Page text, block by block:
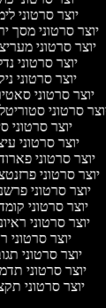
יוצר סרטוני
יוצר סרטוני מסך
יוצר סרטוני
יוצר סרטוני
יוצר סרטוני
יוצר סרטוני
יוצר סרטוני
יוצר סרטוני
יוצר סרטוני
יוצר סרטוני
יוצר סרטוני
יוצר סרטוני
יוצר סרטוני
יוצר סרטוני
יוצר סרטוני
יוצר סרטוני
יוצר סרטוני
יוצר סרטוני